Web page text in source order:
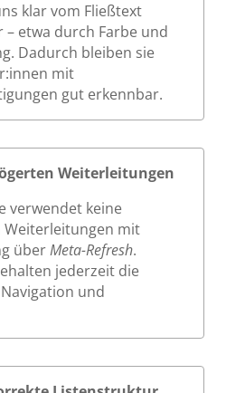
klar vom Fließtext
etwa durch Farbe und
Dadurch bleiben sie
mit
gut erkennbar.
Weiterleitungen
verwendet keine
mit
überMeta-Refresh.
jederzeit die
und